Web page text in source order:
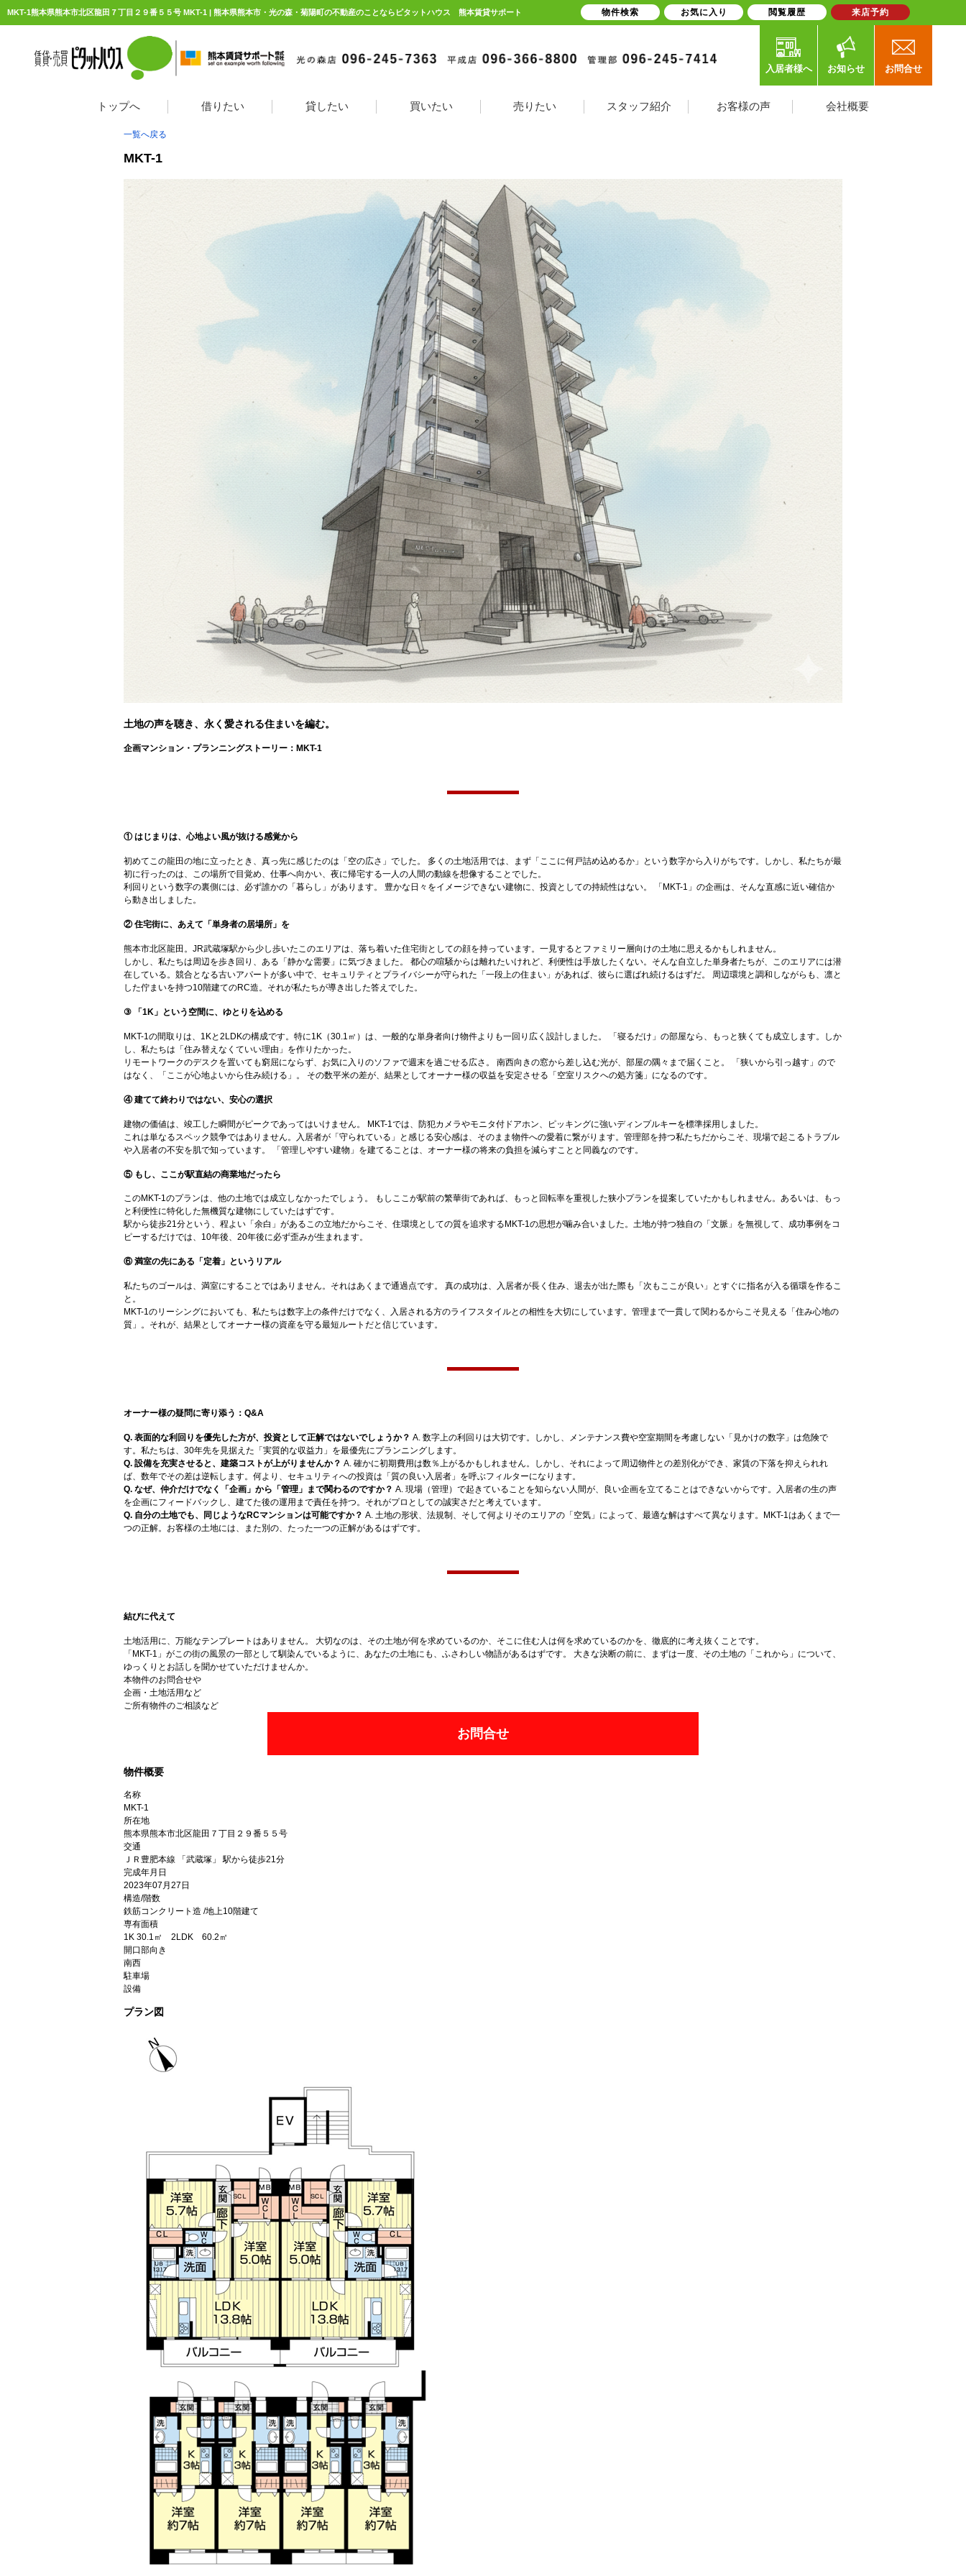
MKT-1熊本県熊本市北区龍田７丁目２９番５５号 MKT-1 | 熊本県熊本市・光の森・菊陽町の不動産のことならピタットハウス 熊本賃貸サポート
入居者様へ お知らせ お問合せ
トップへ 借りたい 貸したい 買いたい 売りたい スタッフ紹介 お客様の声 会社概要
一覧へ戻る
MKT-1
土地の声を聴き、永く愛される住まいを編む。
企画マンション・プランニングストーリー：MKT-1
① はじまりは、心地よい風が抜ける感覚から
初めてこの龍田の地に立ったとき、真っ先に感じたのは「空の広さ」でした。 多くの土地活用では、まず「ここに何戸詰め込めるか」という数字から入りがちです。しかし、私たちが最
初に行ったのは、この場所で目覚め、仕事へ向かい、夜に帰宅する一人の人間の動線を想像することでした。
利回りという数字の裏側には、必ず誰かの「暮らし」があります。 豊かな日々をイメージできない建物に、投資としての持続性はない。 「MKT-1」の企画は、そんな直感に近い確信か
ら動き出しました。
② 住宅街に、あえて「単身者の居場所」を
熊本市北区龍田。JR武蔵塚駅から少し歩いたこのエリアは、落ち着いた住宅街としての顔を持っています。一見するとファミリー層向けの土地に思えるかもしれません。
しかし、私たちは周辺を歩き回り、ある「静かな需要」に気づきました。 都心の喧騒からは離れたいけれど、利便性は手放したくない。そんな自立した単身者たちが、このエリアには潜
在している。競合となる古いアパートが多い中で、セキュリティとプライバシーが守られた「一段上の住まい」があれば、彼らに選ばれ続けるはずだ。 周辺環境と調和しながらも、凛と
した佇まいを持つ10階建てのRC造。それが私たちが導き出した答えでした。
③ 「1K」という空間に、ゆとりを込める
MKT-1の間取りは、1Kと2LDKの構成です。特に1K（30.1㎡）は、一般的な単身者向け物件よりも一回り広く設計しました。 「寝るだけ」の部屋なら、もっと狭くても成立します。しか
し、私たちは「住み替えなくていい理由」を作りたかった。
リモートワークのデスクを置いても窮屈にならず、お気に入りのソファで週末を過ごせる広さ。 南西向きの窓から差し込む光が、部屋の隅々まで届くこと。 「狭いから引っ越す」ので
はなく、「ここが心地よいから住み続ける」。 その数平米の差が、結果としてオーナー様の収益を安定させる「空室リスクへの処方箋」になるのです。
④ 建てて終わりではない、安心の選択
建物の価値は、竣工した瞬間がピークであってはいけません。 MKT-1では、防犯カメラやモニタ付ドアホン、ピッキングに強いディンプルキーを標準採用しました。
これは単なるスペック競争ではありません。入居者が「守られている」と感じる安心感は、そのまま物件への愛着に繋がります。管理部を持つ私たちだからこそ、現場で起こるトラブル
や入居者の不安を肌で知っています。 「管理しやすい建物」を建てることは、オーナー様の将来の負担を減らすことと同義なのです。
⑤ もし、ここが駅直結の商業地だったら
このMKT-1のプランは、他の土地では成立しなかったでしょう。 もしここが駅前の繁華街であれば、もっと回転率を重視した狭小プランを提案していたかもしれません。あるいは、もっ
と利便性に特化した無機質な建物にしていたはずです。
駅から徒歩21分という、程よい「余白」があるこの立地だからこそ、住環境としての質を追求するMKT-1の思想が噛み合いました。土地が持つ独自の「文脈」を無視して、成功事例をコ
ピーするだけでは、10年後、20年後に必ず歪みが生まれます。
⑥ 満室の先にある「定着」というリアル
私たちのゴールは、満室にすることではありません。それはあくまで通過点です。 真の成功は、入居者が長く住み、退去が出た際も「次もここが良い」とすぐに指名が入る循環を作るこ
と。
MKT-1のリーシングにおいても、私たちは数字上の条件だけでなく、入居される方のライフスタイルとの相性を大切にしています。管理まで一貫して関わるからこそ見える「住み心地の
質」。それが、結果としてオーナー様の資産を守る最短ルートだと信じています。
オーナー様の疑問に寄り添う：Q&A
Q. 表面的な利回りを優先した方が、投資として正解ではないでしょうか？ A. 数字上の利回りは大切です。しかし、メンテナンス費や空室期間を考慮しない「見かけの数字」は危険で
す。私たちは、30年先を見据えた「実質的な収益力」を最優先にプランニングします。
Q. 設備を充実させると、建築コストが上がりませんか？ A. 確かに初期費用は数％上がるかもしれません。しかし、それによって周辺物件との差別化ができ、家賃の下落を抑えられれ
ば、数年でその差は逆転します。何より、セキュリティへの投資は「質の良い入居者」を呼ぶフィルターになります。
Q. なぜ、仲介だけでなく「企画」から「管理」まで関わるのですか？ A. 現場（管理）で起きていることを知らない人間が、良い企画を立てることはできないからです。入居者の生の声
を企画にフィードバックし、建てた後の運用まで責任を持つ。それがプロとしての誠実さだと考えています。
Q. 自分の土地でも、同じようなRCマンションは可能ですか？ A. 土地の形状、法規制、そして何よりそのエリアの「空気」によって、最適な解はすべて異なります。MKT-1はあくまで一
つの正解。お客様の土地には、また別の、たった一つの正解があるはずです。
結びに代えて
土地活用に、万能なテンプレートはありません。 大切なのは、その土地が何を求めているのか、そこに住む人は何を求めているのかを、徹底的に考え抜くことです。
「MKT-1」がこの街の風景の一部として馴染んでいるように、あなたの土地にも、ふさわしい物語があるはずです。 大きな決断の前に、まずは一度、その土地の「これから」について、
ゆっくりとお話しを聞かせていただけませんか。
本物件のお問合せや
企画・土地活用など
ご所有物件のご相談など
お問合せ
物件概要
名称
MKT-1
所在地
熊本県熊本市北区龍田７丁目２９番５５号
交通
ＪＲ豊肥本線 「武蔵塚」 駅から徒歩21分
完成年月日
2023年07月27日
構造/階数
鉄筋コンクリート造 /地上10階建て
専有面積
1K 30.1㎡ 2LDK 60.2㎡
開口部向き
南西
駐車場
設備
プラン図
物件検索 お気に入り 閲覧履歴 来店予約